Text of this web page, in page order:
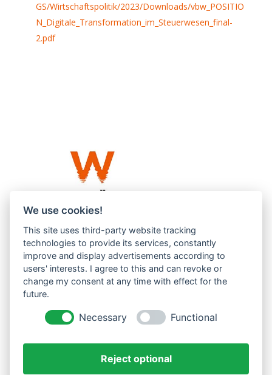
GS/Wirtschaftspolitik/2023/Downloads/vbw_POSITIO
N_Digitale_Transformation_im_Steuerwesen_final-
2.pdf
Westküste UG (haftungsbeschränkt)
Menzlingen 14 B
51503 Rösrath
Datenschutzerklärung
We use cookies!
This site uses third-party website tracking
technologies to provide its services, constantly
improve and display advertisements according to
users' interests. I agree to this and can revoke or
change my consent at any time with effect for the
future.
Necessary Functional
Reject optional